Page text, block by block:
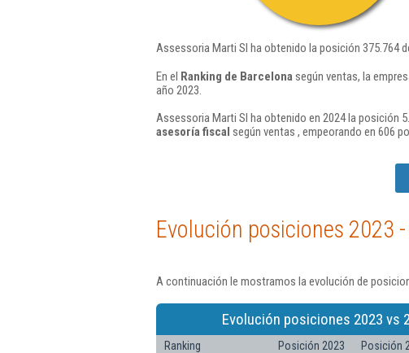
Assessoria Marti Sl ha obtenido la posición 375.764
En el Ranking de Barcelona según ventas, la
año 2023.
Assessoria Marti Sl ha obtenido en 2024 la posición
asesoría fiscal según ventas , empeorando en 606
Evolución posiciones 2023
A continuación le mostramos la evolución de
Evolución posiciones 2023 vs
Ranking Posición 2023 Posición